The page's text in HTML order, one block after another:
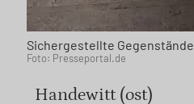
Sichergestellte Gegenstände
Foto: Presseportal.de
Handewitt (ost)